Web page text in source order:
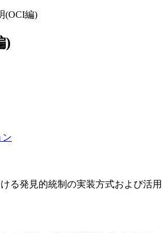
(OCI編)
)
ン
る発見的統制の実装方式および活